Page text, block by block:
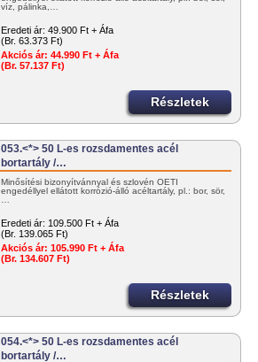
víz, pálinka,…
Eredeti ár: 49.900 Ft + Áfa
(Br. 63.373 Ft)
Akciós ár: 44.990 Ft + Áfa
(Br. 57.137 Ft)
Részletek
053.<*> 50 L-es rozsdamentes acél
bortartály /…
Minősítési bizonyítvánnyal és szlovén OÉTI
engedéllyel ellátott korrózió-álló acéltartály, pl.: bor, sör,
…
Eredeti ár: 109.500 Ft + Áfa
(Br. 139.065 Ft)
Akciós ár: 105.990 Ft + Áfa
(Br. 134.607 Ft)
Részletek
054.<*> 50 L-es rozsdamentes acél
bortartály /…